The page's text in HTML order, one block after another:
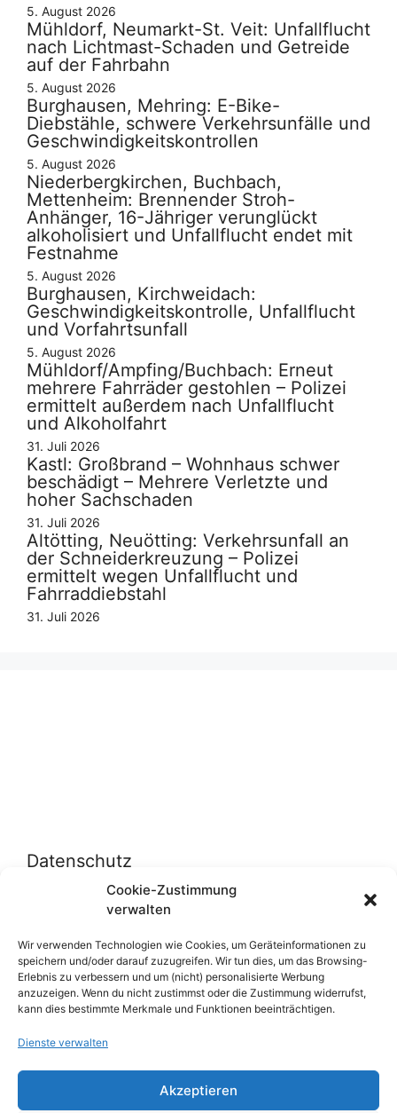
Cookie-Zustimmung
verwalten
Wir verwenden Technologien wie Cookies, um Geräteinformationen zu
speichern und/oder darauf zuzugreifen. Wir tun dies, um das Browsing-
Erlebnis zu verbessern und um (nicht) personalisierte Werbung
anzuzeigen. Wenn du nicht zustimmst oder die Zustimmung widerrufst,
kann dies bestimmte Merkmale und Funktionen beeinträchtigen.
Dienste verwalten
Akzeptieren
5. August 2026
Mühldorf, Neumarkt-St. Veit: Unfallflucht
nach Lichtmast-Schaden und Getreide
auf der Fahrbahn
5. August 2026
Burghausen, Mehring: E-Bike-
Diebstähle, schwere Verkehrsunfälle und
Geschwindigkeitskontrollen
5. August 2026
Niederbergkirchen, Buchbach,
Mettenheim: Brennender Stroh-
Anhänger, 16-Jähriger verunglückt
alkoholisiert und Unfallflucht endet mit
Festnahme
5. August 2026
Burghausen, Kirchweidach:
Geschwindigkeitskontrolle, Unfallflucht
und Vorfahrtsunfall
5. August 2026
Mühldorf/Ampfing/Buchbach: Erneut
mehrere Fahrräder gestohlen – Polizei
ermittelt außerdem nach Unfallflucht
und Alkoholfahrt
31. Juli 2026
Kastl: Großbrand – Wohnhaus schwer
beschädigt – Mehrere Verletzte und
hoher Sachschaden
31. Juli 2026
Altötting, Neuötting: Verkehrsunfall an
der Schneiderkreuzung – Polizei
ermittelt wegen Unfallflucht und
Fahrraddiebstahl
31. Juli 2026
Datenschutz
Datenschutzerklärung
Cookie-Richtlinie (EU)
Über uns
Impressum
Werben auf inn-sider